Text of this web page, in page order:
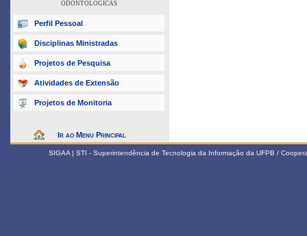
ODONTOLÓGICAS
Perfil Pessoal
Disciplinas Ministradas
Projetos de Pesquisa
Atividades de Extensão
Projetos de Monitoria
Ir ao Menu Principal
SIGAA | STI - Superintendência de Tecnologia da Informação da UFPB /